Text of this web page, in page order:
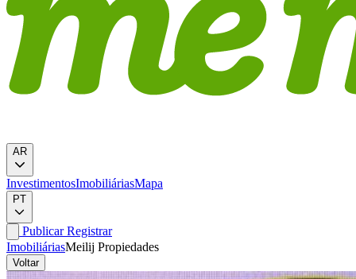
AR
InvestimentosImobiliáriasMapa
PT
PublicarRegistrar
ImobiliáriasMeilij Propiedades
Voltar